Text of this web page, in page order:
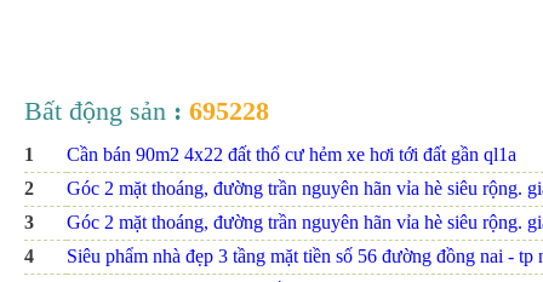
Bất động sản : 695228
1
Cần bán 90m2 4x22 đất thổ cư hẻm xe hơi tới đất gần ql1a
2
Góc 2 mặt thoáng, đường trần nguyên hãn vỉa hè siêu rộng.
3
Góc 2 mặt thoáng, đường trần nguyên hãn vỉa hè siêu rộng.
4
Siêu phẩm nhà đẹp 3 tầng mặt tiền số 56 đường đồng nai - tp